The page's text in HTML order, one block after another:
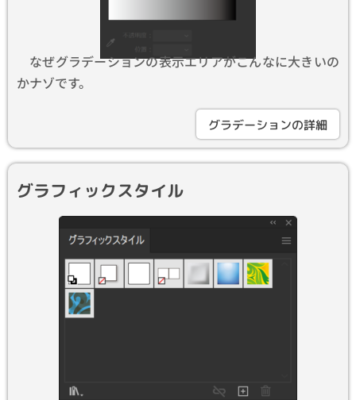
なぜグラデーションの表示エリアがこんなに大きいの
かナゾです。
グラデーションの詳細
グラフィックスタイル